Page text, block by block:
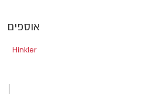
אוספים
Hinkler
|